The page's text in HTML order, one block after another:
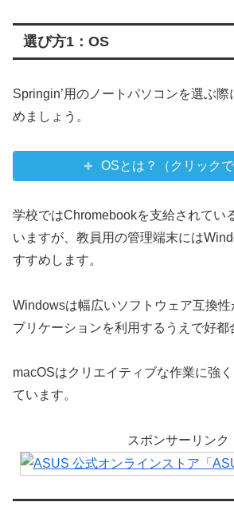
選び方1：OS
Springin’用のノートパソコンを選ぶ
めましょう。
OSとは？（クリックで
学校ではChromebookを支給されてい
いますが、教員用の管理端末には
すすめします。
Windowsは幅広いソフトウェア互換
プリケーションを利用するうえで好都
macOSはクリエイティブな作業に強
ています。
スポンサーリンク